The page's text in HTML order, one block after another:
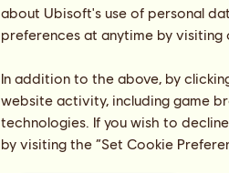
about Ubisoft's use of personal
preferences at anytime by
In addition to the above, by
website activity, including game
technologies. If you wish to
by visiting the “Set Cookie